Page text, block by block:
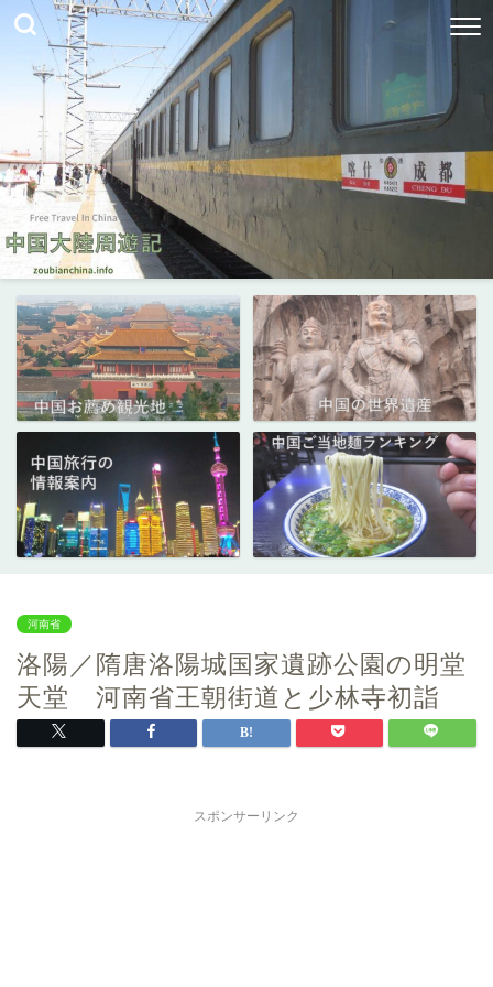
河南省
洛陽／隋唐洛陽城国家遺跡公園の明堂
天堂 河南省王朝街道と少林寺初詣
スポンサーリンク